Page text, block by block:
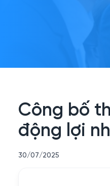
Công bố
động lợi
30/07/2025